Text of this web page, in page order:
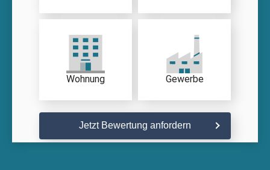
Wohnung Gewerbe
Jetzt Bewertung anfordern